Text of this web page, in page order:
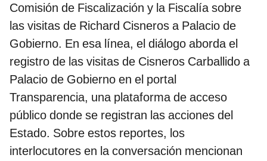
Comisión de Fiscalización y la Fiscalía sobre
las visitas de Richard Cisneros a Palacio de
Gobierno. En esa línea, el diálogo aborda el
registro de las visitas de Cisneros Carballido a
Palacio de Gobierno en el portal
Transparencia, una plataforma de acceso
público donde se registran las acciones del
Estado. Sobre estos reportes, los
interlocutores en la conversación mencionan